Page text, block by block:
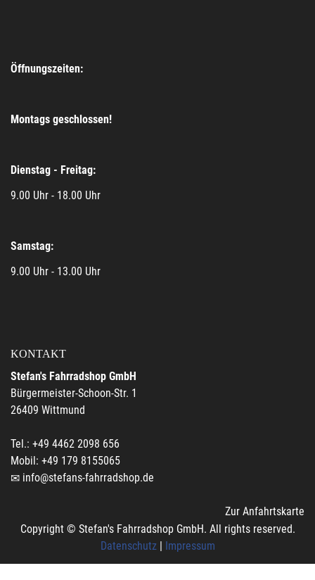
Öffnungszeiten:
Montags geschlossen!
Dienstag - Freitag:
9.00 Uhr - 18.00 Uhr
Samstag:
9.00 Uhr - 13.00 Uhr
KONTAKT
Stefan's Fahrradshop GmbH
Bürgermeister-Schoon-Str. 1
26409 Wittmund
Tel.: +49 4462 2098 656
Mobil: +49 179 8155065
info@stefans-fahrradshop.de
Zur Anfahrtskarte
Copyright © Stefan's Fahrradshop GmbH. All rights reserved.
Datenschutz| Impressum